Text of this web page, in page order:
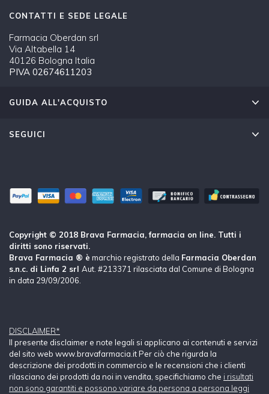
CONTATTI E SEDE LEGALE
Farmacia Oberdan srl
Via Altabella 14
40126 Bologna Italia
PIVA 02674611203
GUIDA ALL'ACQUISTO
SEGUICI
Copyright © 2018 Brava Farmacia, farmacia on line. Tutti i
diritti sono riservati.
Brava Farmacia ® è marchio registrato della Farmacia Oberdan
s.n.c. di Linfa 2 srl Aut. #213371 rilasciata dal Comune di Bologna
in data 29/09/2006.
DISCLAIMER*
Il presente disclaimer e note legali si applicano ai contenuti e servizi
del sito web www.bravafarmacia.it Per ciò che rigurda la
descrizione dei prodotti in commercio e le recensioni che i clienti
rilasciano dei prodotti da noi in vendita, specifichiamo che i risultati
non sono garantiti e possono variare da persona a persona leggi